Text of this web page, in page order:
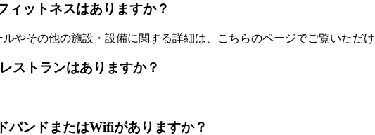
ィットネスはありますか？
やその他の施設・設備に関する詳細は、こちらのページでご覧いただ
ストランはありますか？
バンドまたはWifiがありますか？